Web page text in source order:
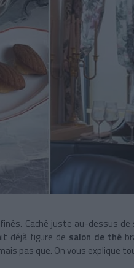
Caché juste au-dessus
déjà figure de salon de thé
pas que. On vous explique